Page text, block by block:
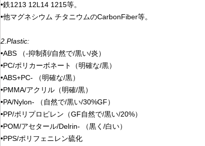
•鉄1213 12L14 1215等。
•他マグネシウム チタニウムのCarbonFiber等。
2.Plastic:
•ABS （-抑制剤/自然で/黒い/炎）
•PC/ポリカーボネート（明確な/黒）
•ABS+PC- （明確な/黒）
•PMMA/アクリル（明確/黒）
•PA/Nylon- （自然で/黒い/30%GF）
•PP/ポリプロピレン（GF自然で/黒い/20%）
•POM/アセタール/Delrin- （黒く/白い）
•PPS/ポリフェニレン硫化